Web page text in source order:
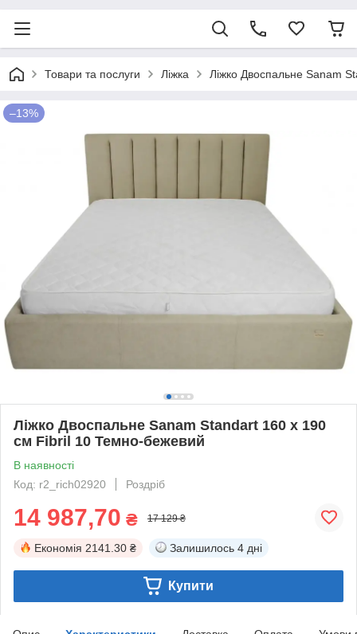
Товари та послуги Ліжка Ліжко Двоспальне Sanam
–13%
Ліжко Двоспальне Sanam Standart 160 х 190
см Fibril 10 Темно-бежевий
В наявності
Код: r2_rich02920
Роздріб
14 987,70 ₴ 17 129 ₴
Економія 2141.30 ₴ Залишилось 4 дні
Купити